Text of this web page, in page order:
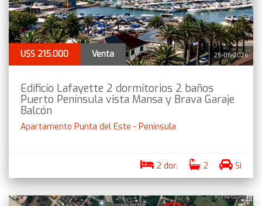
25-06-2026
U$S 215.000 Venta
Edificio Lafayette 2 dormitorios 2 baños
Puerto Península vista Mansa y Brava Garaje
Balcón
Apartamento Punta del Este - Península
2 dor. 2 Si